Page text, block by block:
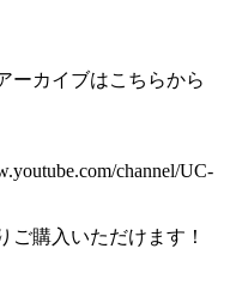
ーカイブはこちらから
channel/UC-
ご購入いただけます！